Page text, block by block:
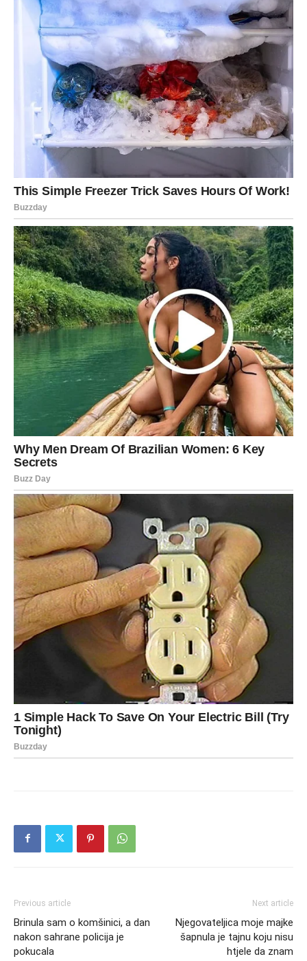
Previous article
Brinula sam o komšinici, a dan
nakon sahrane policija je
pokucala
Next article
Njegovateljica moje majke
šapnula je tajnu koju nisu
htjele da znam